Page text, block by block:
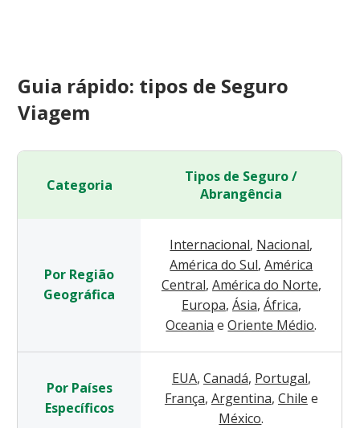
Guia rápido: tipos de Seguro
Viagem
Categoria
Tipos de Seguro /
Abrangência
Por Região
Geográfica
Internacional, Nacional,
América do Sul, América
Central, América do Norte,
Europa, Ásia, África,
Oceania e Oriente Médio.
Por Países
Específicos
EUA, Canadá, Portugal,
França, Argentina, Chile e
México.